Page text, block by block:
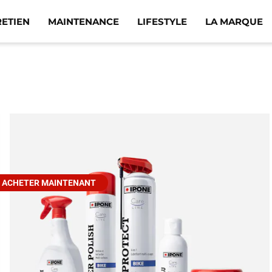
MAINTENANCE LIFESTYLE LA MARQUE
ACHETER MAINTENANT